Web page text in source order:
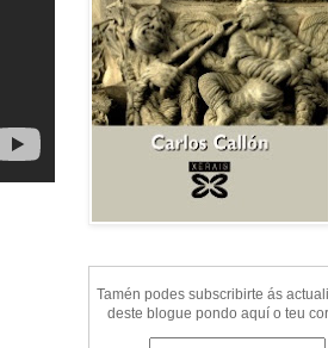
Tamén podes subscribirte ás
deste blogue pondo aquí o teu